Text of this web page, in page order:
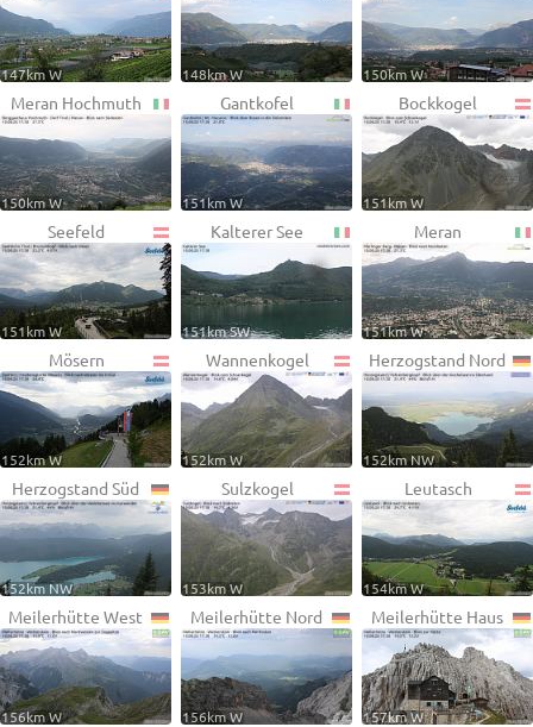
147km W 148km W 150km W
Meran Hochmuth
150km W
Gantkofel
151km W
Bockkogel
151km W
Seefeld
151km W
Kalterer See
151km SW
Meran
151km W
Mösern
152km W
Wannenkogel
152km W
Herzogstand Nord
152km NW
Herzogstand Süd
152km NW
Sulzkogel
153km W
Leutasch
154km W
Meilerhütte West
156km W
Meilerhütte Nord
156km W
Meilerhütte Haus
157km W